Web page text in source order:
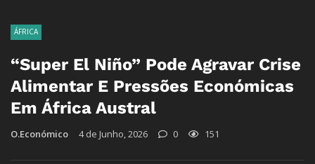
ÁFRICA
“Super El Niño” Pode Agravar Crise
Alimentar E Pressões Económicas
Em África Austral
O.Económico 4 de Junho, 2026 0 151